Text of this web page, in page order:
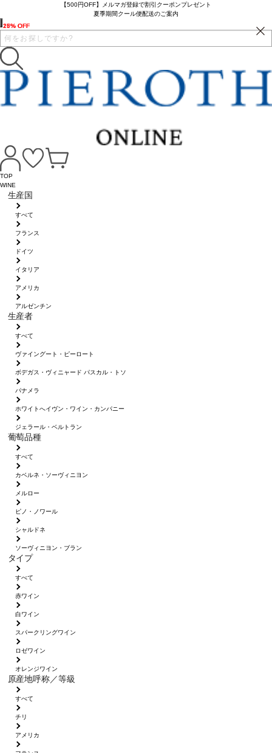
【500円OFF】メルマガ登録で割引クーポンプレゼント
夏季期間クール便配送のご案内
TOP
WINE
生産国
すべて
フランス
ドイツ
イタリア
アメリカ
アルゼンチン
生産者
すべて
ヴァイングート・ピーロート
ボデガス・ヴィニャード パスカル・トソ
パナメラ
ホワイトへイヴン・ワイン・カンパニー
ジェラール・ベルトラン
葡萄品種
すべて
カベルネ・ソーヴィニヨン
メルロー
ピノ・ノワール
シャルドネ
ソーヴィニヨン・ブラン
タイプ
すべて
赤ワイン
白ワイン
スパークリングワイン
ロゼワイン
オレンジワイン
原産地呼称／等級
すべて
チリ
アメリカ
16% OFF
25% OFF
27% OFF